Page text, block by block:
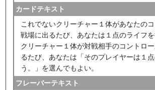
カードテキスト
これでないクリーチャー１体があなたの
戦場に出るたび、あなたは１点のライフを
クリーチャー１体が対戦相手のコントロ
るたび、あなたは「そのプレイヤーは１
う。」を選んでもよい。
フレーバーテキスト